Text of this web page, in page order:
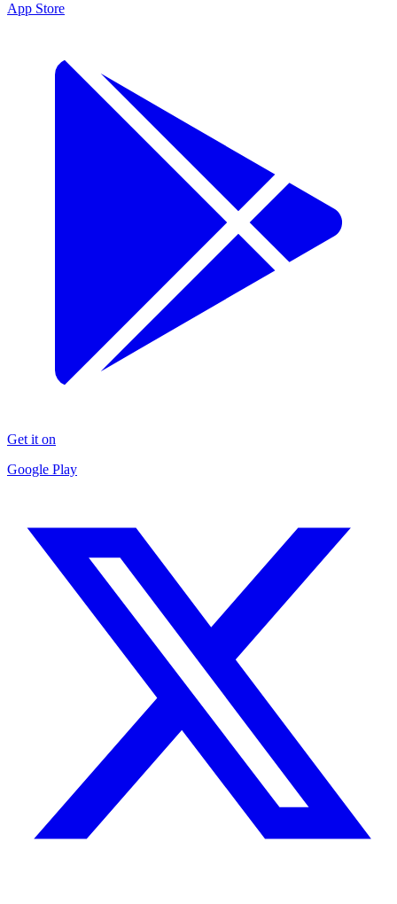
App Store
Get it on
Google Play